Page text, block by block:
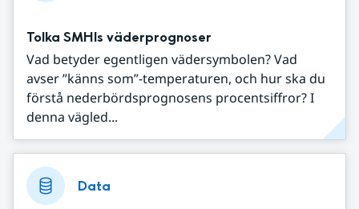
Tolka SMHIs väderprognoser
Vad betyder egentligen vädersymbolen? Vad
avser ”känns som”-temperaturen, och hur ska du
förstå nederbördsprognosens procentsiffror? I
denna vägled...
Data